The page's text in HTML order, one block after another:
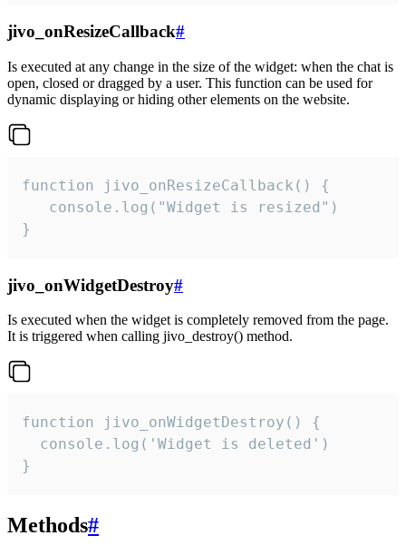
jivo_onResizeCallback#
Is executed at any change in the size of the widget: when the chat is
open, closed or dragged by a user. This function can be used for
dynamic displaying or hiding other elements on the website.
function jivo_onResizeCallback() {
   console.log("Widget is resized")
}
jivo_onWidgetDestroy#
Is executed when the widget is completely removed from the page.
It is triggered when calling jivo_destroy() method.
function jivo_onWidgetDestroy() {
  console.log('Widget is deleted')
}
Methods#